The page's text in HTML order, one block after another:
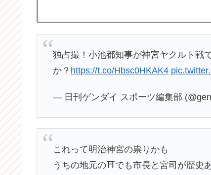
独占撮！小池都知事が神宮ヤクルト
か？ https://t.co/Hbsc0HKAK4
— 日刊ゲンダイ スポーツ編集部
これって明治神宮の祟りかも
うちの地元の⛩️でも市長と宮司が歴史